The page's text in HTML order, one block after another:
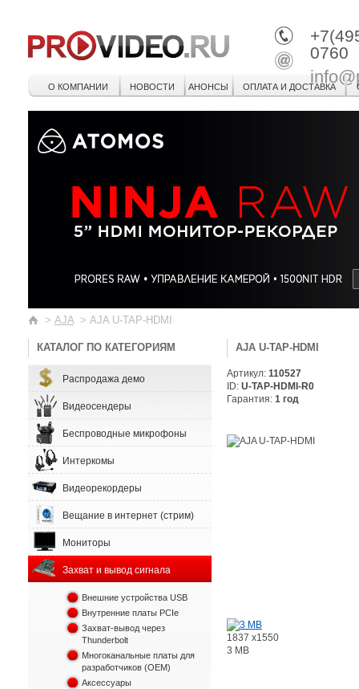
0760
О КОМПАНИИ НОВОСТИ АНОНСЫ ОПЛАТА И ДОСТАВКА
> AJA > AJA U-TAP-HDMI
КАТАЛОГ ПО КАТЕГОРИЯМ
Распродажа демо
Видеосендеры
Беспроводные микрофоны
Интеркомы
Видеорекордеры
Вещание в интернет (стрим)
Мониторы
Захват и вывод сигнала
Внешние устройства USB
Внутренние платы PCIe
Захват-вывод через
Thunderbolt
Многоканальные платы для
разработчиков (OEM)
Аксессуары
AJA U-TAP-HDMI
Артикул: 110527
ID: U-TAP-HDMI-R0
Гарантия: 1 год
1837 x1550
3 MB